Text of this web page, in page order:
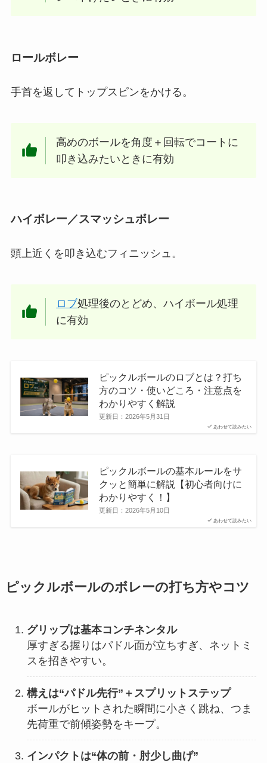
ロールボレー
手首を返してトップスピンをかける。
高めのボールを角度＋回転でコートに
叩き込みたいときに有効
ハイボレー／スマッシュボレー
頭上近くを叩き込むフィニッシュ。
ロブ処理後のとどめ、ハイボール処理
に有効
あわせて読みたい
ピックルボールのロブとは？打ち
方のコツ・使いどころ・注意点を
わかりやすく解説
更新日： 2026年5月31日
あわせて読みたい
ピックルボールの基本ルールをサ
クッと簡単に解説【初心者向けに
わかりやすく！】
更新日： 2026年5月10日
ピックルボールのボレーの打ち方やコツ
グリップは基本コンチネンタル
厚すぎる握りはパドル面が立ちすぎ、ネットミ
スを招きやすい。
構えは“パドル先行”＋スプリットステップ
ボールがヒットされた瞬間に小さく跳ね、つま
先荷重で前傾姿勢をキープ。
インパクトは“体の前・肘少し曲げ”